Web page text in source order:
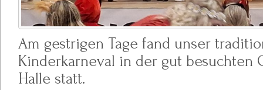
Am gestrigen Tage fand unser
Kinderkarneval in der gut besuchten
Halle statt.